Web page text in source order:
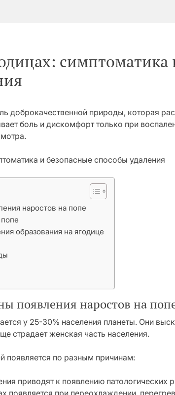
симптоматика
доброкачественной природы, которая
боль и дискомфорт только при
наростов на попе
образования на ягодице
появления наростов на
у 25-30% населения планеты. Они
страдает женская часть населения.
появляется по разным причинам:
приводят к появлению патологических
появляется при переохлаждении,